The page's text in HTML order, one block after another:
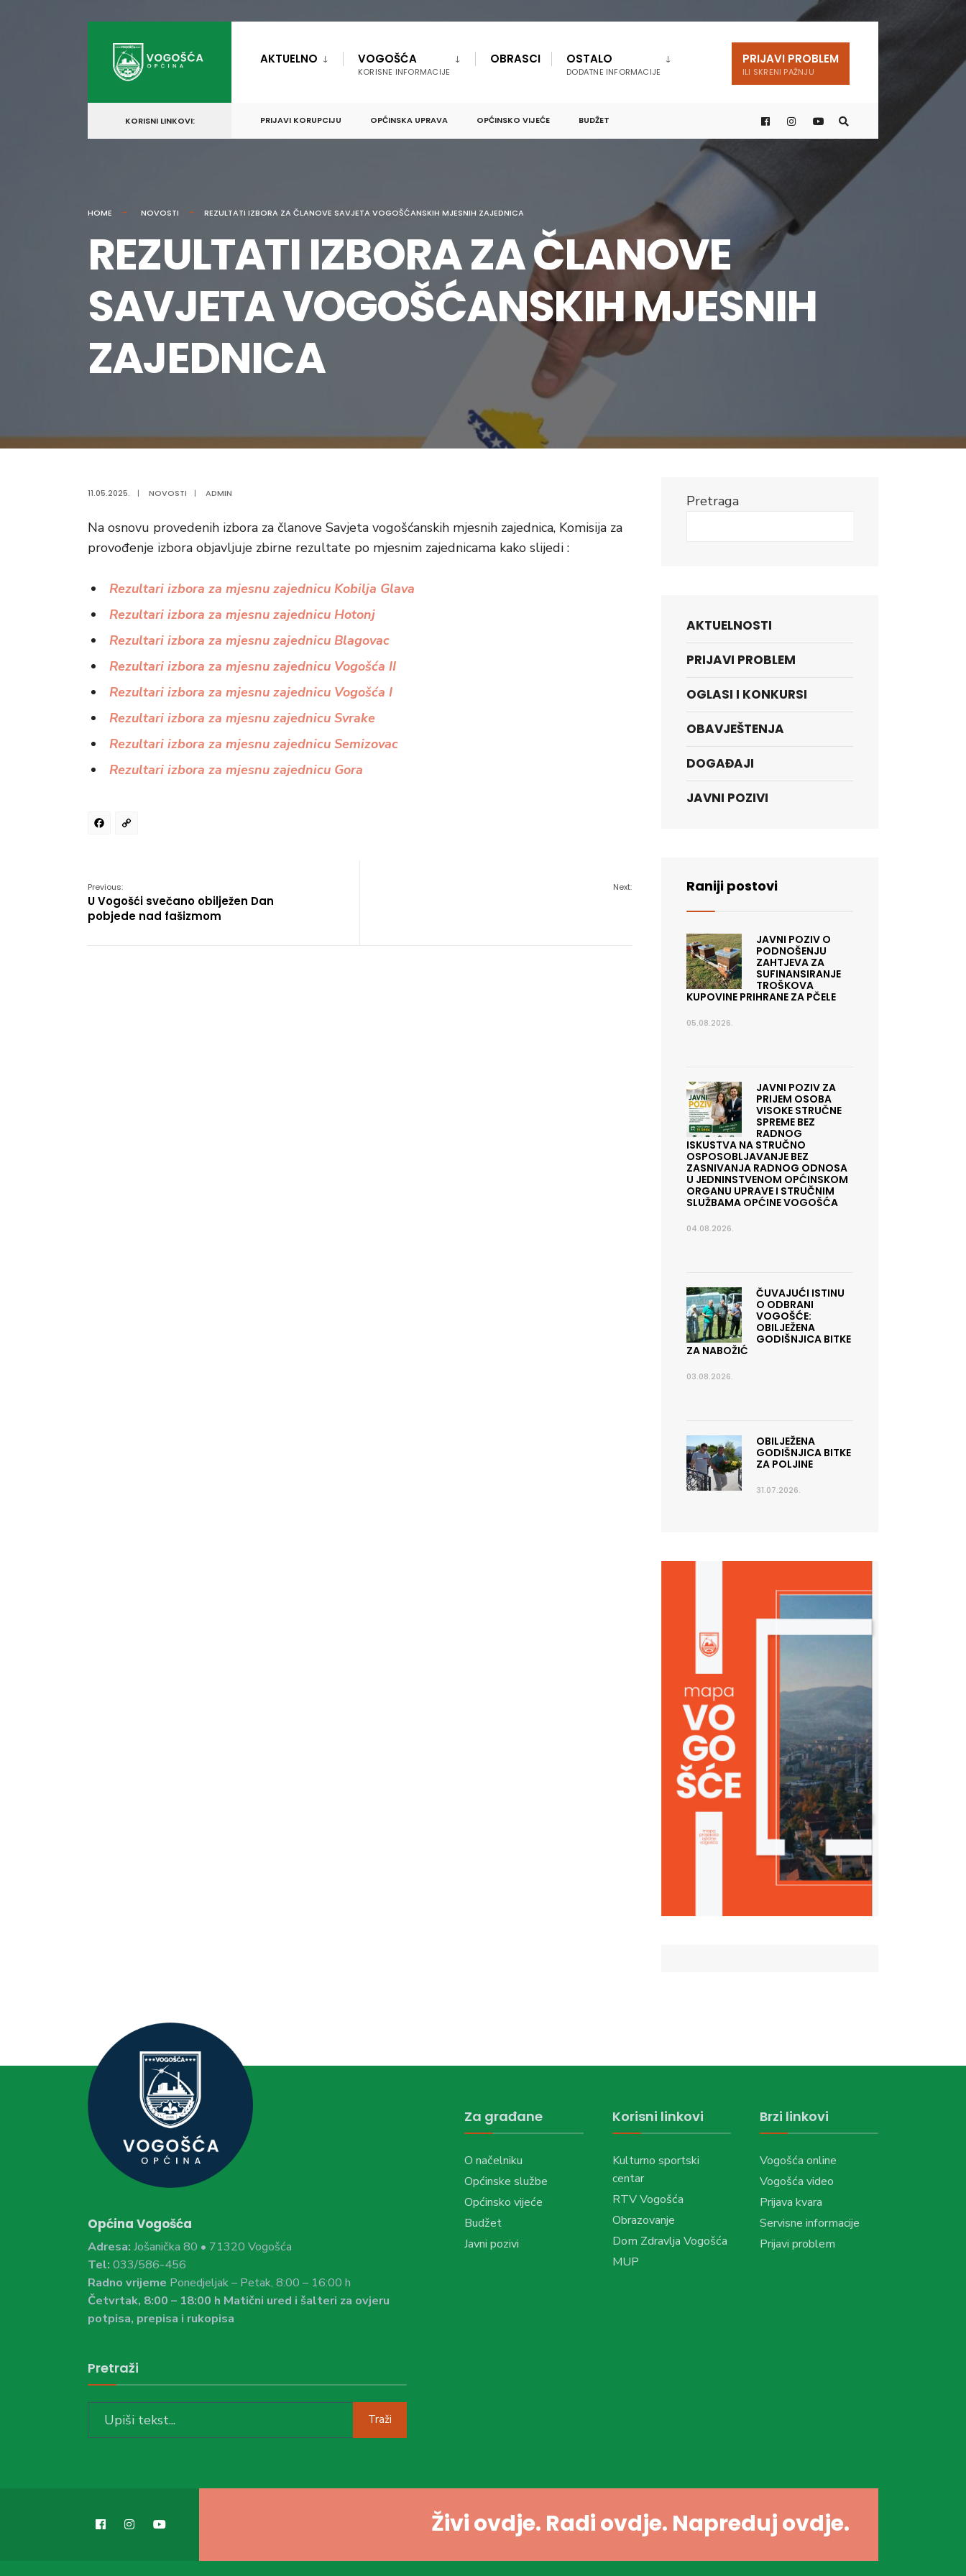
content
AKTUELNO VOGOŠĆA
KORISNE INFORMACIJE
OBRASCI OSTALO
DODATNE INFORMACIJE
PRIJAVI PROBLEM
ILI SKRENI PAŽNJU
KORISNI LINKOVI: PRIJAVI KORUPCIJU OPĆINSKA UPRAVA OPĆINSKO VIJEĆE BUDŽET
HOME NOVOSTI REZULTATI IZBORA ZA ČLANOVE SAVJETA VOGOŠĆANSKIH MJESNIH ZAJEDNICA
REZULTATI IZBORA ZA ČLANOVE
SAVJETA VOGOŠĆANSKIH MJESNIH
ZAJEDNICA
11.05.2025. | NOVOSTI | ADMIN
Na osnovu provedenih izbora za članove Savjeta vogošćanskih mjesnih zajednica, Komisija za
provođenje izbora objavljuje zbirne rezultate po mjesnim zajednicama kako slijedi :
Rezultari izbora za mjesnu zajednicu Kobilja Glava
Rezultari izbora za mjesnu zajednicu Hotonj
Rezultari izbora za mjesnu zajednicu Blagovac
Rezultari izbora za mjesnu zajednicu Vogošća II
Rezultari izbora za mjesnu zajednicu Vogošća I
Rezultari izbora za mjesnu zajednicu Svrake
Rezultari izbora za mjesnu zajednicu Semizovac
Rezultari izbora za mjesnu zajednicu Gora
Facebook
Previous:
U Vogošći svečano obilježen Dan
pobjede nad fašizmom
Next:
Pretraga
AKTUELNOSTI
PRIJAVI PROBLEM
OGLASI I KONKURSI
OBAVJEŠTENJA
DOGAĐAJI
JAVNI POZIVI
Raniji postovi
JAVNI POZIV O
PODNOŠENJU
ZAHTJEVA ZA
SUFINANSIRANJE
TROŠKOVA
KUPOVINE PRIHRANE ZA PČELE
05.08.2026.
JAVNI POZIV ZA
PRIJEM OSOBA
VISOKE STRUČNE
SPREME BEZ
RADNOG
ISKUSTVA NA STRUČNO
OSPOSOBLJAVANJE BEZ
ZASNIVANJA RADNOG ODNOSA
U JEDNINSTVENOM OPĆINSKOM
ORGANU UPRAVE I STRUČNIM
SLUŽBAMA OPĆINE VOGOŠĆA
04.08.2026.
ČUVAJUĆI ISTINU
O ODBRANI
VOGOŠĆE:
OBILJEŽENA
GODIŠNJICA BITKE
ZA NABOŽIĆ
03.08.2026.
OBILJEŽENA
GODIŠNJICA BITKE
ZA POLJINE
31.07.2026.
Općina Vogošća
Adresa: Jošanička 80 • 71320 Vogošća
Tel: 033/586-456
Radno vrijeme Ponedjeljak – Petak, 8:00 – 16:00 h
Četvrtak, 8:00 – 18:00 h Matični ured i šalteri za ovjeru
potpisa, prepisa i rukopisa
Pretraži
Traži
Za građane
O načelniku
Općinske službe
Općinsko vijeće
Budžet
Javni pozivi
Korisni linkovi
Kulturno sportski
centar
RTV Vogošća
Obrazovanje
Dom Zdravlja Vogošća
MUP
Brzi linkovi
Vogošća online
Vogošća video
Prijava kvara
Servisne informacije
Prijavi problem
Živi ovdje. Radi ovdje. Napreduj ovdje.